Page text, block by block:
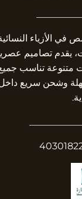
في الأزياء
يقدم تصاميم
متنوعة تناسب
وشحن سريع